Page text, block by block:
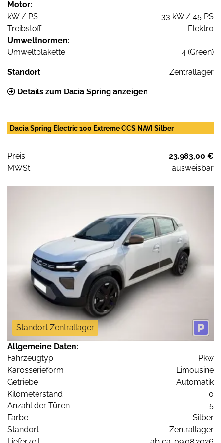
Motor:
kW / PS
33 kW / 45 PS
Treibstoff
Elektro
Umweltnormen:
Umweltplakette
4 (Green)
Standort Zentrallager
Details zum Dacia Spring anzeigen
Dacia Spring Electric 100 Extreme CCS NAVI Silber
Preis:
23.983,00 €
MWSt:
ausweisbar
Standort Zentrallager
Allgemeine Daten:
Fahrzeugtyp
Pkw
Karosserieform
Limousine
Getriebe
Automatik
Kilometerstand
0
Anzahl der Türen
5
Farbe
Silber
Standort
Zentrallager